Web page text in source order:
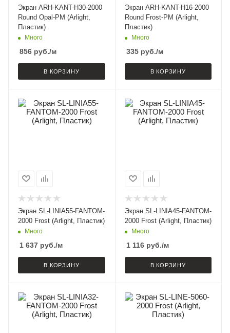
Экран ARH-KANT-H30-2000
Round Opal-PM (Arlight,
Пластик)
Много
856 руб./м
В КОРЗИНУ
Экран ARH-KANT-H16-2000
Round Frost-PM (Arlight,
Пластик)
Много
335руб./м
В КОРЗИНУ
Экран SL-LINIA55-FANTOM-
2000 Frost (Arlight, Пластик)
Много
1 637 руб./м
В КОРЗИНУ
Экран SL-LINIA45-FANTOM-
2000 Frost (Arlight, Пластик)
Много
1 116руб./м
В КОРЗИНУ